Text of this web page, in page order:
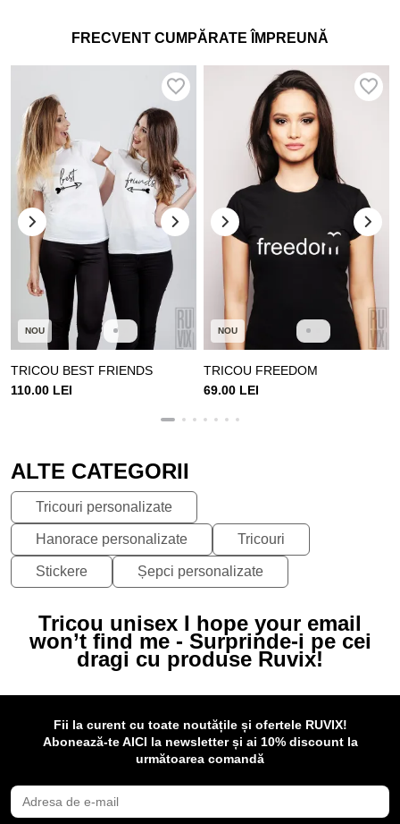
FRECVENT CUMPĂRATE ÎMPREUNĂ
NOU
TRICOU BEST FRIENDS
110.00 LEI
NOU
TRICOU FREEDOM
69.00 LEI
ALTE CATEGORII
Tricouri personalizate
Hanorace personalizate Tricouri
Stickere Șepci personalizate
Tricou unisex I hope your email
won’t find me - Surprinde-i pe cei
dragi cu produse Ruvix!
Fii la curent cu toate noutățile și ofertele RUVIX!
Abonează-te AICI la newsletter și ai 10% discount la
următoarea comandă